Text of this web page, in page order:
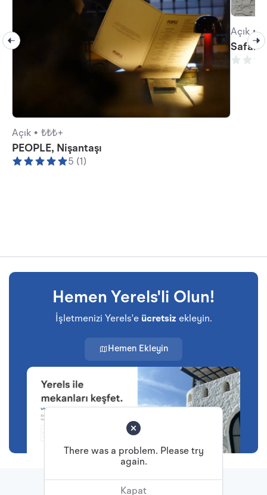
Açık • ₺₺₺+
PEOPLE, Nişantaşı
5 (1)
Açık •
Hemen Yerels'li Olun!
İşletmenizi Yerels'e ücretsiz ekleyin.
Hemen Ekleyin
There was a problem. Please try
again.
Kapat